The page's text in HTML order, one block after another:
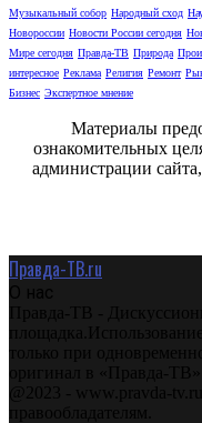
Музыкальный собор Народный сход
Новороссии Новости России сегодня
Мире сегодня Правда-ТВ Природа
интересное Реклама Религия Ремонт
Бизнес Экспертное мнение
Материалы
ознакомительных
администрации
Правда-ТВ.ru
О нас
Правда-ТВ -
только при
оригинал в «Правда-ТВ»
@2023 - www.pravda-
правообладателям.